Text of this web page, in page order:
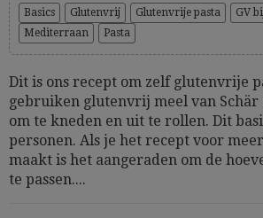
Basics Glutenvrij Glutenvrije pasta
GV
Mediterraan
Pasta
Dit is ons recept om zelf glutenvrije
gebruiken glutenvrij meel van Schär
om te kneden en uit te rollen. Dit
personen. Als je het recept voor
maakt is het aangeraden om de
te passen....